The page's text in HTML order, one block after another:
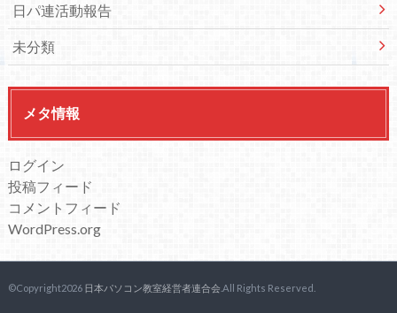
日パ連活動報告
未分類
メタ情報
ログイン
投稿フィード
コメントフィード
WordPress.org
©Copyright2026 日本パソコン教室経営者連合会 .All Rights Reserved.